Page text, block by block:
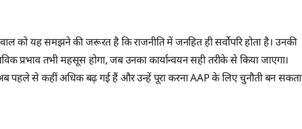
को यह समझने की जरूरत है कि राजनीति में जनहित ही सर्वोपरि होता है। उनकी
प्रभाव तभी महसूस होगा, जब उनका कार्यान्वयन सही तरीके से किया जाएगा।
पहले से कहीं अधिक बढ़ गई हैं और उन्हें पूरा करना AAP के लिए चुनौती बन सकता